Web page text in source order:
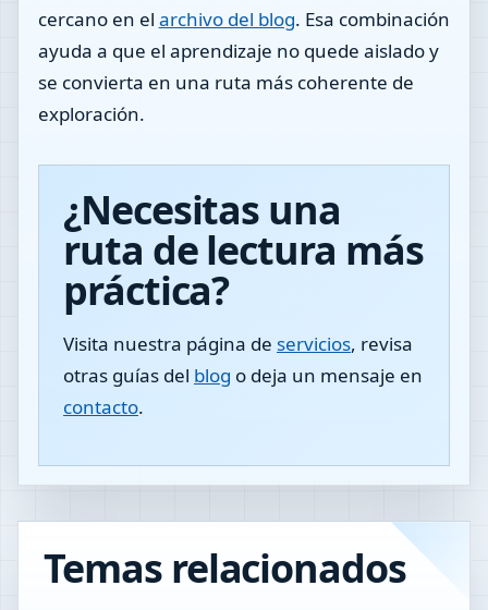
cercano en el archivo del blog. Esa combinación
ayuda a que el aprendizaje no quede aislado y
se convierta en una ruta más coherente de
exploración.
¿Necesitas una
ruta de lectura más
práctica?
Visita nuestra página de servicios, revisa
otras guías del blog o deja un mensaje en
contacto.
Temas relacionados